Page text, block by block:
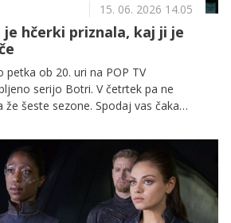
15. 06. 2026 14.05
hčerki priznala, kaj ji je
petka ob 20. uri na POP TV
serijo Botri. V četrtek pa ne
že šeste sezone. Spodaj vas čaka